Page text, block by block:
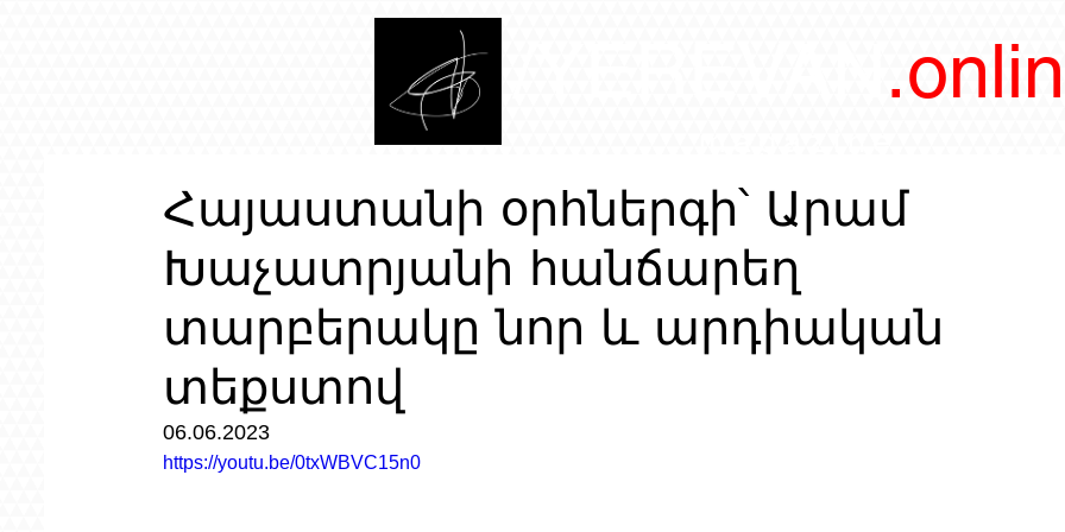
Հայաստանի օրհներգի՝ Արամ
Խաչատրյանի հանճարեղ
տարբերակը նոր և արդիական
տեքստով
06.06.2023
https://youtu.be/0txWBVC15n0